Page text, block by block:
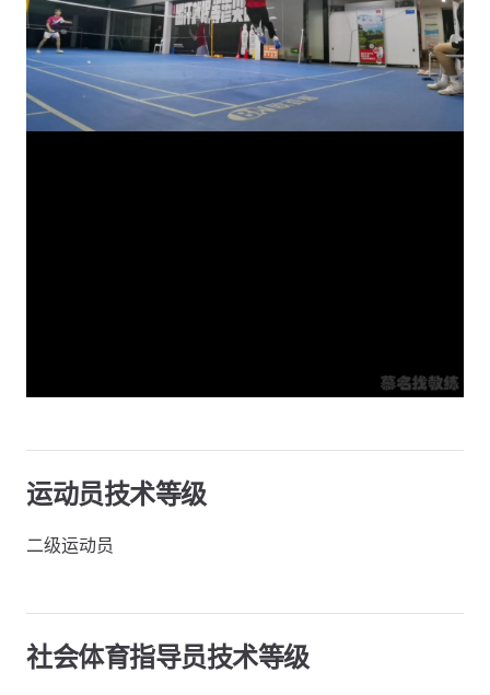
运动员技术等级
二级运动员
社会体育指导员技术等级